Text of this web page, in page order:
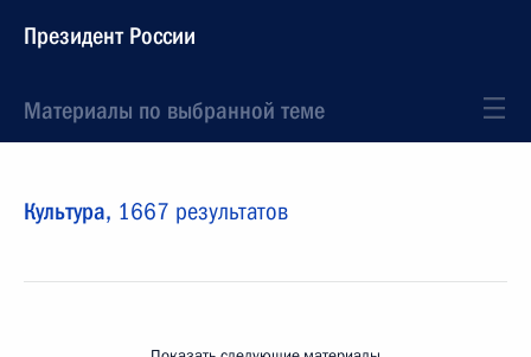
Президент России
Материалы по выбранной теме
Культура, 1667 результатов